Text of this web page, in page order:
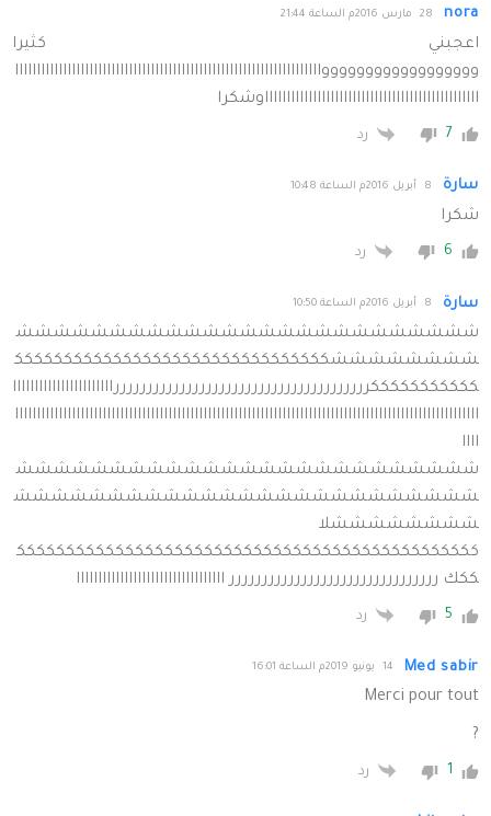
nora 28 مارس 2016م الساعة 21:44
اعجبني كثيرا
وووووووووووووووووواااااااااااااااااااااااااااااااااااااااااااااااااااااااااااااااااااااا
اااااااااااااااااااااااااااااااااااااااااااااااااوشكرا
7 رد
سارة 8 أبريل 2016م الساعة 10:48
شكرا
6 رد
سارة 8 أبريل 2016م الساعة 10:50
ششششششششششششششششششششششششش
ششششششششكككككككككككككككككككككككككككككككك
كككككككككككرررررررررررررررررررررررررررررررررررررررااااااااااااااااااااااا
اااااااااااااااااااااااااااااااااااااااااااااااااااااااااااااااااااااااااااااااااااااااااااااااااااااااااا
اااا
ششششششششششششششششششششششششش
ششششششششششششششششششششششششش
ششششششششلا
ككككككككككككككككككككككككككككككككككككككككككككككك
ككك رررررررررررررررررررررررررررررررر اااااااااااااااااااااااااااااااااا
5 رد
Med sabir 14 يونيو 2019م الساعة 16:01
Merci pour tout
?
1 رد